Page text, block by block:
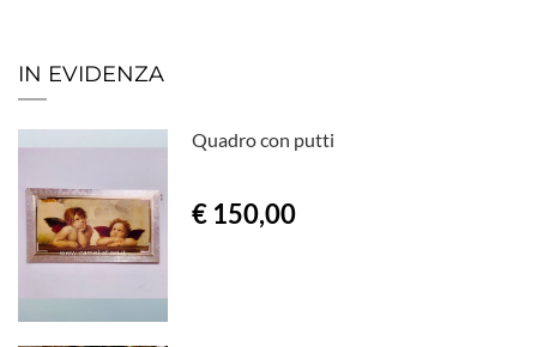
IN EVIDENZA
Quadro con putti
€ 150,00